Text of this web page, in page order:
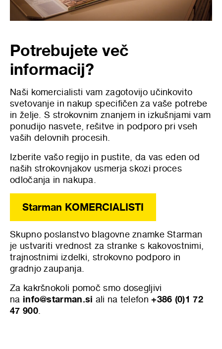
Potrebujete več
informacij?
Naši komercialisti vam zagotovijo učinkovito
svetovanje in nakup specifičen za vaše potrebe
in želje. S strokovnim znanjem in izkušnjami vam
ponudijo nasvete, rešitve in podporo pri vseh
vaših delovnih procesih.
Izberite vašo regijo in pustite, da vas eden od
naših strokovnjakov usmerja skozi proces
odločanja in nakupa.
Starman KOMERCIALISTI
Skupno poslanstvo blagovne znamke Starman
je ustvariti vrednost za stranke s kakovostnimi,
trajnostnimi izdelki, strokovno podporo in
gradnjo zaupanja.
Za kakršnokoli pomoč smo dosegljivi
na info@starman.si ali na telefon+386 (0)1 72
47 900.